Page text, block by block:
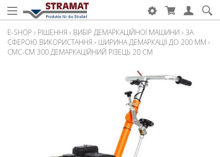
E-SHOP › РІШЕННЯ › ВИБІР ДЕМАРКАЦІЙНОЇ МАШИНИ › ЗА
СФЕРОЮ ВИКОРИСТАННЯ › ШИРИНА ДЕМАРКАЦІЇ ДО 200 ММ ›
CMC-CM 300 ДЕМАРКАЦІЙНИЙ РІЗЕЦЬ 20 СМ